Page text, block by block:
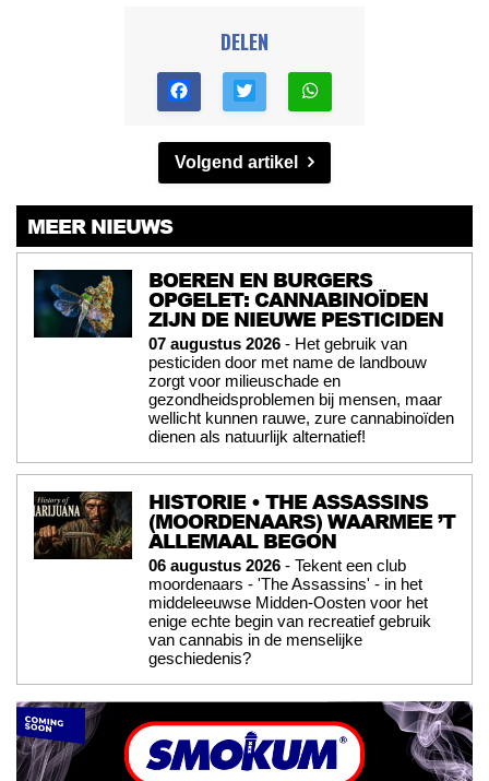
DELEN
Volgend artikel
MEER NIEUWS
BOEREN EN BURGERS
OPGELET: CANNABINOÏDEN
ZIJN DE NIEUWE PESTICIDEN
07 augustus 2026 - Het gebruik van
pesticiden door met name de landbouw
zorgt voor milieuschade en
gezondheidsproblemen bij mensen, maar
wellicht kunnen rauwe, zure cannabinoïden
dienen als natuurlijk alternatief!
HISTORIE • THE ASSASSINS
(MOORDENAARS) WAARMEE ’T
ALLEMAAL BEGON
06 augustus 2026 - Tekent een club
moordenaars - 'The Assassins' - in het
middeleeuwse Midden-Oosten voor het
enige echte begin van recreatief gebruik
van cannabis in de menselijke
geschiedenis?